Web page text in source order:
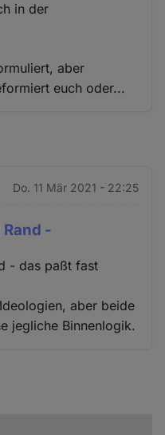
in der
aber
euch oder...
Do. 11 Mär 2021 - 22:25
-
- das paßt fast
aber beide
jegliche Binnenlogik.